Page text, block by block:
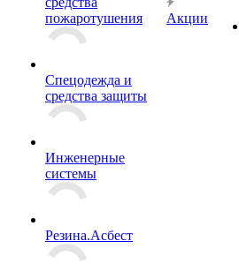
пожаротушения
Спецодежда и
средства защиты
Инженерные
системы
Резина.Асбест
Акции